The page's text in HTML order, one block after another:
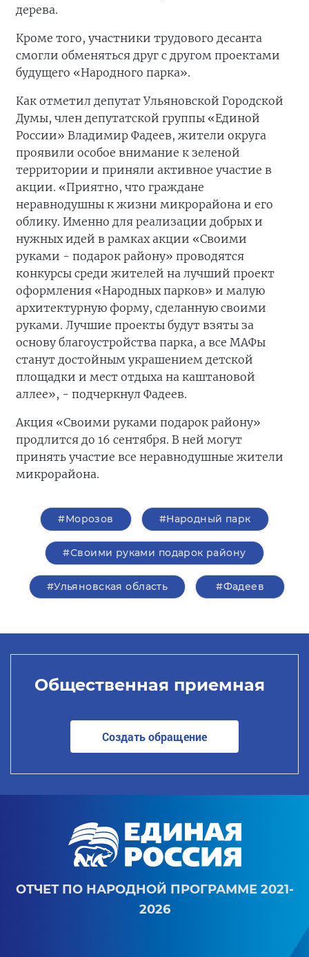
дерева.
Кроме того, участники трудового десанта
смогли обменяться друг с другом проектами
будущего «Народного парка».
Как отметил депутат Ульяновской Городской
Думы, член депутатской группы «Единой
России» Владимир Фадеев, жители округа
проявили особое внимание к зеленой
территории и приняли активное участие в
акции. «Приятно, что граждане
неравнодушны к жизни микрорайона и его
облику. Именно для реализации добрых и
нужных идей в рамках акции «Своими
руками - подарок району» проводятся
конкурсы среди жителей на лучший проект
оформления «Народных парков» и малую
архитектурную форму, сделанную своими
руками. Лучшие проекты будут взяты за
основу благоустройства парка, а все МАФы
станут достойным украшением детской
площадки и мест отдыха на каштановой
аллее», - подчеркнул Фадеев.
Акция «Своими руками подарок району»
продлится до 16 сентября. В ней могут
принять участие все неравнодушные жители
микрорайона.
#Морозов #Народный парк
#Своими руками подарок району
#Ульяновская область #Фадеев
Общественная приемная
Создать обращение
ОТЧЕТ ПО НАРОДНОЙ ПРОГРАММЕ 2021-
2026